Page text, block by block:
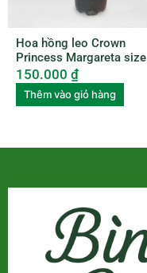
Hoa hồng leo Crown
Princess Margareta size
nhỏ ROSE010
150.000 ₫
Thêm vào giỏ hàng